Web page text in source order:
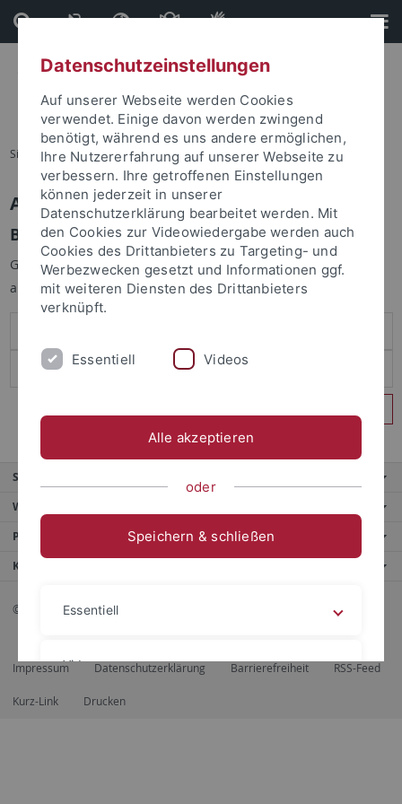
Direkt
zum
Inhalt
Direkt
zur
Fußleiste
Sie sind hier: Startseite
Anmelden
Benutzeranmeldung
Geben Sie Ihren Benutzernamen und Ihr Passwort an um sich
anzumelden:
Service
Weitere Angebote
Portale
Kontaktinfo
© 2026 Eberhard Karls Universität Tübingen, Tübingen
Impressum Datenschutzerklärung Barrierefreiheit RSS-Feed
Kurz-Link Drucken
Datenschutzeinstellungen
Auf unserer Webseite werden Cookies
verwendet. Einige davon werden zwingend
benötigt, während es uns andere ermöglichen,
Ihre Nutzererfahrung auf unserer Webseite zu
verbessern. Ihre getroffenen Einstellungen
können jederzeit in unserer
Datenschutzerklärung bearbeitet werden. Mit
den Cookies zur Videowiedergabe werden auch
Cookies des Drittanbieters zu Targeting- und
Werbezwecken gesetzt und Informationen ggf.
mit weiteren Diensten des Drittanbieters
verknüpft.
Essentiell Videos
Alle akzeptieren
oder
Speichern & schließen
Essentiell
Videos